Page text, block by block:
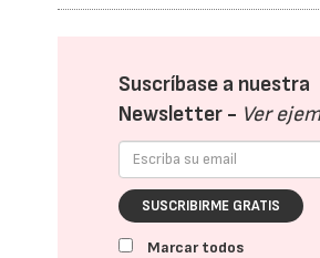
Suscríbase a nuestra
Newsletter - Ver
SUSCRIBIRME GRATIS
Marcar todos